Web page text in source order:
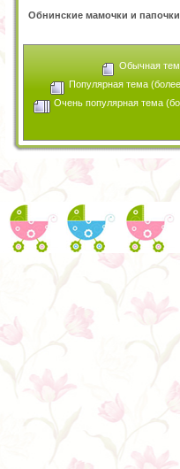
Обнинские мамочки и папочки
Обычная
Популярная тема
Очень популярная тема